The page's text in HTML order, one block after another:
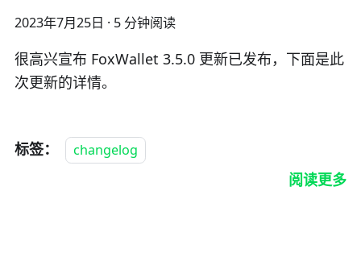
2023年7月25日 · 5 分钟阅读
很高兴宣布 FoxWallet 3.5.0 更新已发布，下面是此
次更新的详情。
标签： changelog
阅读更多